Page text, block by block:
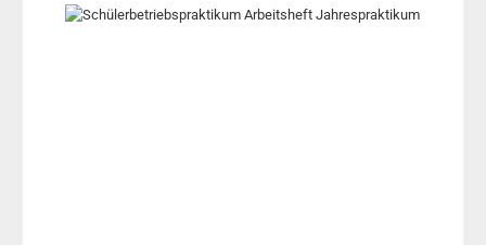
Bildergalerie überspringen